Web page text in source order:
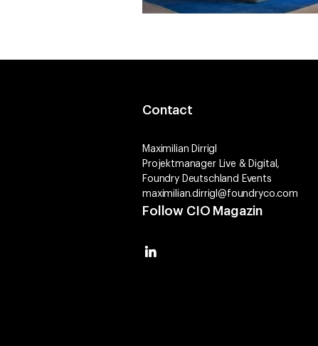
Contact
Maximilian Dirrigl
Projektmanager Live & Digital,
Foundry Deutschland Events
maximilian.dirrigl@foundryco.com
Follow CIO Magazin